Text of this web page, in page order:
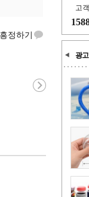
고
광고
흥정하기